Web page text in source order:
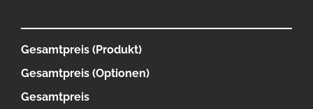
Gesamtpreis (Produkt)
Gesamtpreis (Optionen)
Gesamtpreis